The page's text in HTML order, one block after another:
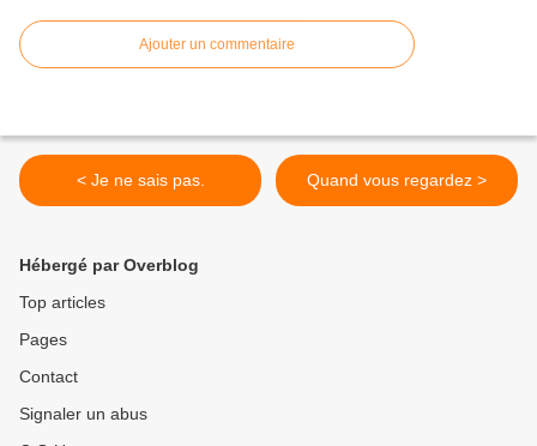
Ajouter un commentaire
< Je ne sais pas. Quand vous regardez >
Hébergé par Overblog
Top articles
Pages
Contact
Signaler un abus